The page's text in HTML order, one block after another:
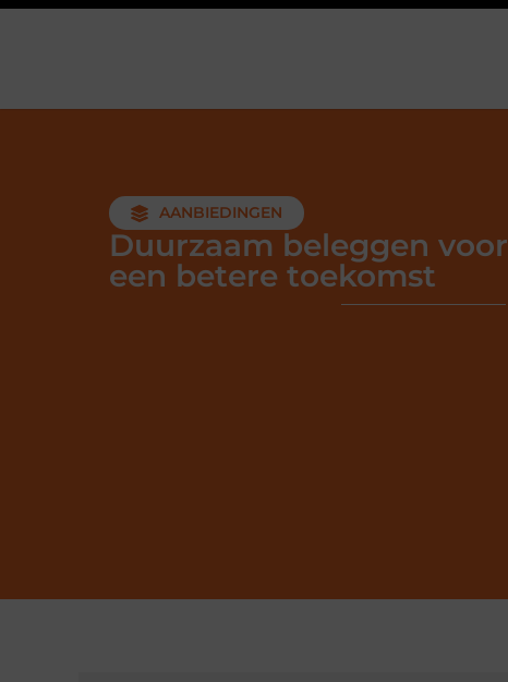
AANBIEDINGEN
Duurzaam beleggen voor
een betere toekomst